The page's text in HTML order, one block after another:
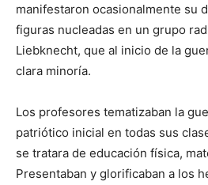
manifestaron ocasionalmente su
figuras nucleadas en un grupo
Liebknecht, que al inicio de la
clara minoría.
Los profesores tematizaban la
patriótico inicial en todas sus
se tratara de educación física,
Presentaban y glorificaban a los